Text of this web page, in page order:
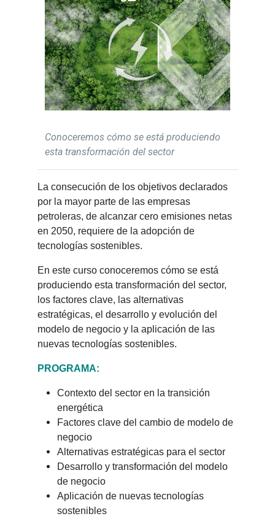
Conoceremos cómo se está produciendo
esta transformación del sector
La consecución de los objetivos declarados
por la mayor parte de las empresas
petroleras, de alcanzar cero emisiones netas
en 2050, requiere de la adopción de
tecnologías sostenibles.
En este curso conoceremos cómo se está
produciendo esta transformación del sector,
los factores clave, las alternativas
estratégicas, el desarrollo y evolución del
modelo de negocio y la aplicación de las
nuevas tecnologías sostenibles.
PROGRAMA:
Contexto del sector en la transición
energética
Factores clave del cambio de modelo de
negocio
Alternativas estratégicas para el sector
Desarrollo y transformación del modelo
de negocio
Aplicación de nuevas tecnologías
sostenibles